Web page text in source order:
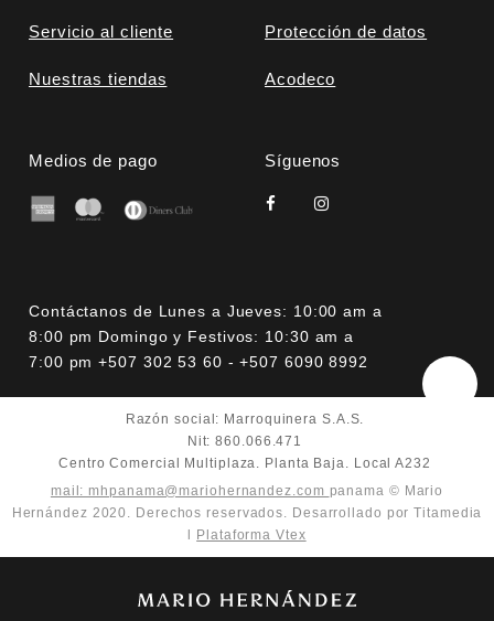
Servicio al cliente Protección de datos
Nuestras tiendas Acodeco
Medios de pago Síguenos
Contáctanos de Lunes a Jueves: 10:00 am a
8:00 pm Domingo y Festivos: 10:30 am a
7:00 pm +507 302 53 60 - +507 6090 8992
Razón social: Marroquinera S.A.S.
Nit: 860.066.471
Centro Comercial Multiplaza. Planta Baja. Local A232
mail: mhpanama@mariohernandez.com panama © Mario
Hernández 2020. Derechos reservados. Desarrollado por Titamedia
Plataforma Vtex